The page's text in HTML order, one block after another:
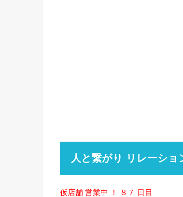
人と繋がり リレーショ
仮店舗 営業中 ！ ８７ 日目